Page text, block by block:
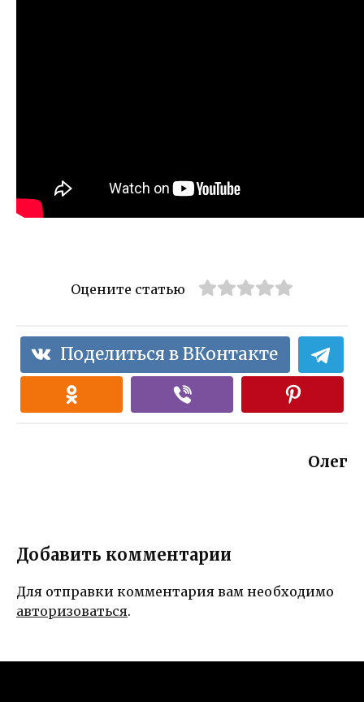
Оцените статью
Поделиться в ВКонтакте
Олег
Добавить комментарии
Для отправки комментария вам необходимо
авторизоваться.